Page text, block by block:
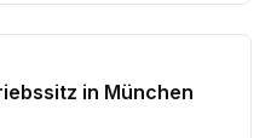
in München